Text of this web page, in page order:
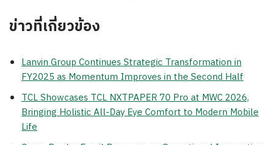
ข่าวที่เกี่ยวข้อง
Lanvin Group Continues Strategic Transformation in
FY2025 as Momentum Improves in the Second Half
TCL Showcases TCL NXTPAPER 70 Pro at MWC 2026,
Bringing Holistic All-Day Eye Comfort to Modern Mobile
Life